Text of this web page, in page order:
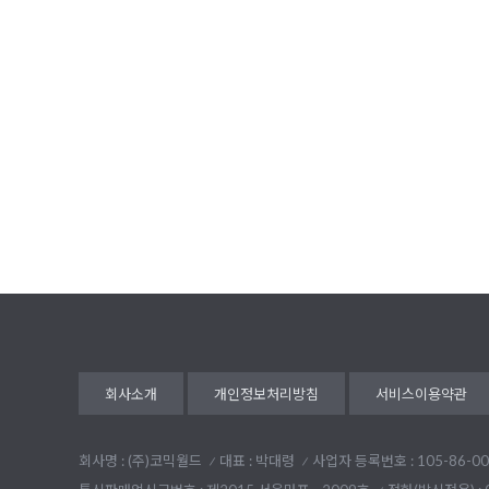
회사소개 개인정보처리방침 서비스이용약관
회사명 : (주)코믹월드 대표 : 박대령
사업자 등록번호 : 105-86-